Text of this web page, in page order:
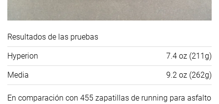
Resultados de las pruebas
Hyperion 7.4 oz (211g)
Media 9.2 oz (262g)
En comparación con 455 zapatillas de running para asfalto